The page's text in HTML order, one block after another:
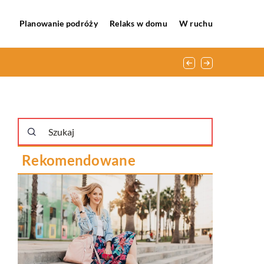
Planowanie podróży Relaks w domu W ruchu
Rekomendowane